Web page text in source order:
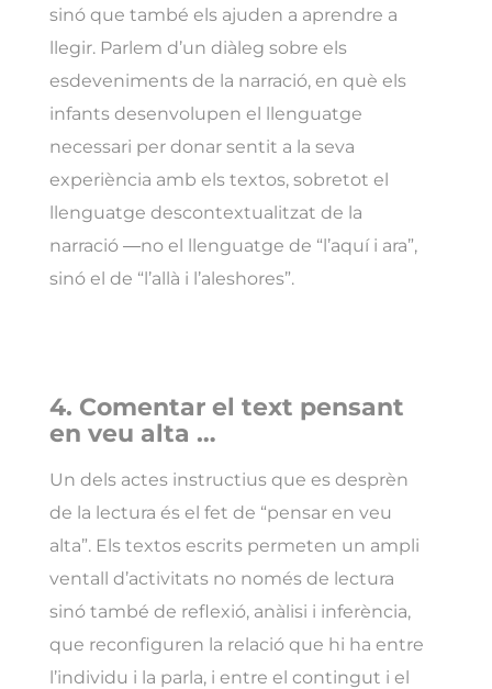
sinó que també els ajuden a aprendre a
llegir. Parlem d’un diàleg sobre els
esdeveniments de la narració, en què els
infants desenvolupen el llenguatge
necessari per donar sentit a la seva
experiència amb els textos, sobretot el
llenguatge descontextualitzat de la
narració ―no el llenguatge de “l’aquí i ara”,
sinó el de “l’allà i l’aleshores”.
4. Comentar el text pensant
en veu alta …
Un dels actes instructius que es desprèn
de la lectura és el fet de “pensar en veu
alta”. Els textos escrits permeten un ampli
ventall d’activitats no només de lectura
sinó també de reflexió, anàlisi i inferència,
que reconfiguren la relació que hi ha entre
l’individu i la parla, i entre el contingut i el